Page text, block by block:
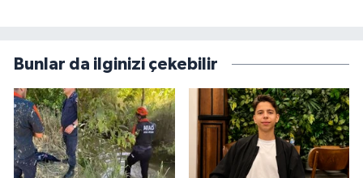
Bunlar da ilginizi çekebilir